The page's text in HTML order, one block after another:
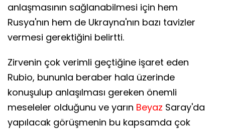
anlaşmasının sağlanabilmesi için hem
Rusya'nın hem de Ukrayna'nın bazı tavizler
vermesi gerektiğini belirtti.
Zirvenin çok verimli geçtiğine işaret eden
Rubio, bununla beraber hala üzerinde
konuşulup anlaşılması gereken önemli
meseleler olduğunu ve yarın Beyaz Saray'da
yapılacak görüşmenin bu kapsamda çok